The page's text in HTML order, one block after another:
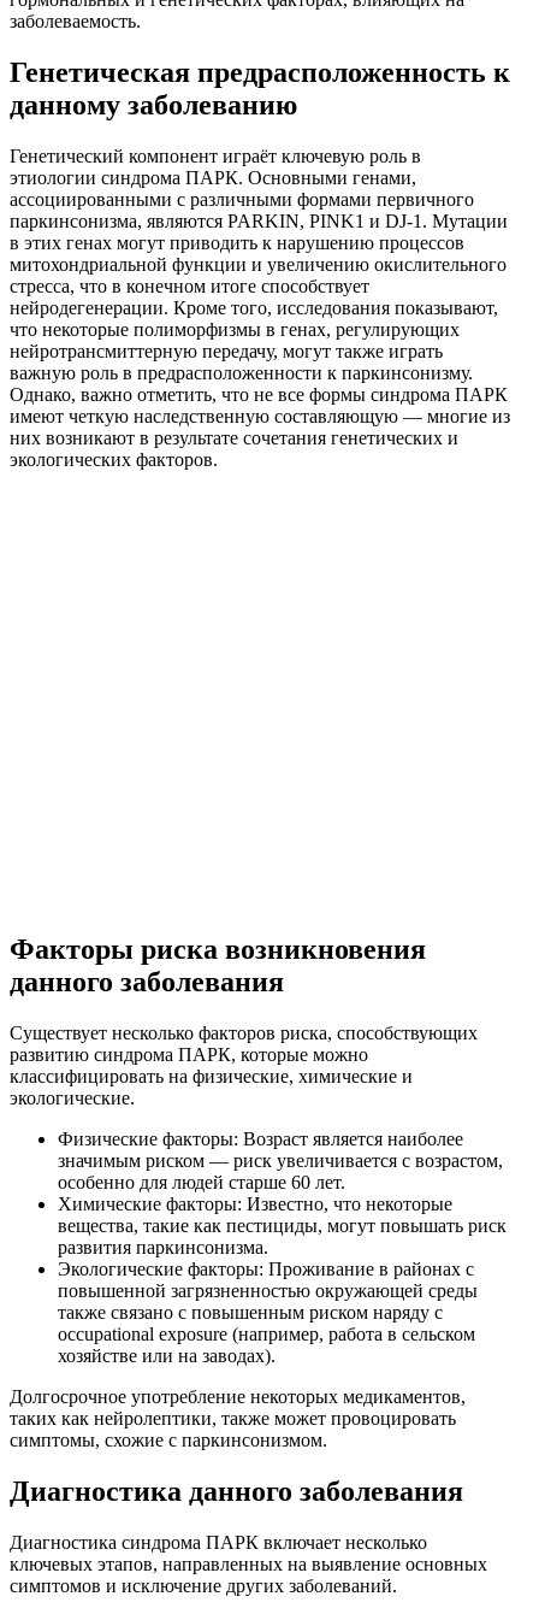
заболеваемость.
Генетическая предрасположенность к
данному заболеванию
Генетический компонент играёт ключевую роль в
этиологии синдрома ПАРК. Основными генами,
ассоциированными с различными формами первичного
паркинсонизма, являются PARKIN, PINK1 и DJ-1. Мутации
в этих генах могут приводить к нарушению процессов
митохондриальной функции и увеличению окислительного
стресса, что в конечном итоге способствует
нейродегенерации. Кроме того, исследования показывают,
что некоторые полиморфизмы в генах, регулирующих
нейротрансмиттерную передачу, могут также играть
важную роль в предрасположенности к паркинсонизму.
Однако, важно отметить, что не все формы синдрома ПАРК
имеют четкую наследственную составляющую — многие из
них возникают в результате сочетания генетических и
экологических факторов.
Факторы риска возникновения
данного заболевания
Существует несколько факторов риска, способствующих
развитию синдрома ПАРК, которые можно
классифицировать на физические, химические и
экологические.
Физические факторы: Возраст является наиболее
значимым риском — риск увеличивается с возрастом,
особенно для людей старше 60 лет.
Химические факторы: Известно, что некоторые
вещества, такие как пестициды, могут повышать риск
развития паркинсонизма.
Экологические факторы: Проживание в районах с
повышенной загрязненностью окружающей среды
также связано с повышенным риском наряду с
occupational exposure (например, работа в сельском
хозяйстве или на заводах).
Долгосрочное употребление некоторых медикаментов,
таких как нейролептики, также может провоцировать
симптомы, схожие с паркинсонизмом.
Диагностика данного заболевания
Диагностика синдрома ПАРК включает несколько
ключевых этапов, направленных на выявление основных
симптомов и исключение других заболеваний.